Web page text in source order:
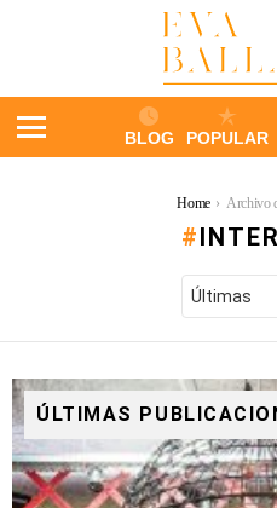
BLOG POPULAR
Home Archivo de
ÚLTIMAS